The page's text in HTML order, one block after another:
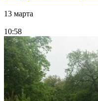
13 марта
10:58